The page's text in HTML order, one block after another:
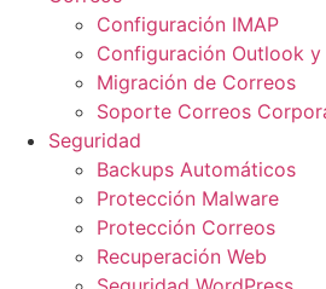
Configuración IMAP
Configuración Outlook y
Migración de Correos
Soporte Correos
Seguridad
Backups Automáticos
Protección Malware
Protección Correos
Recuperación Web